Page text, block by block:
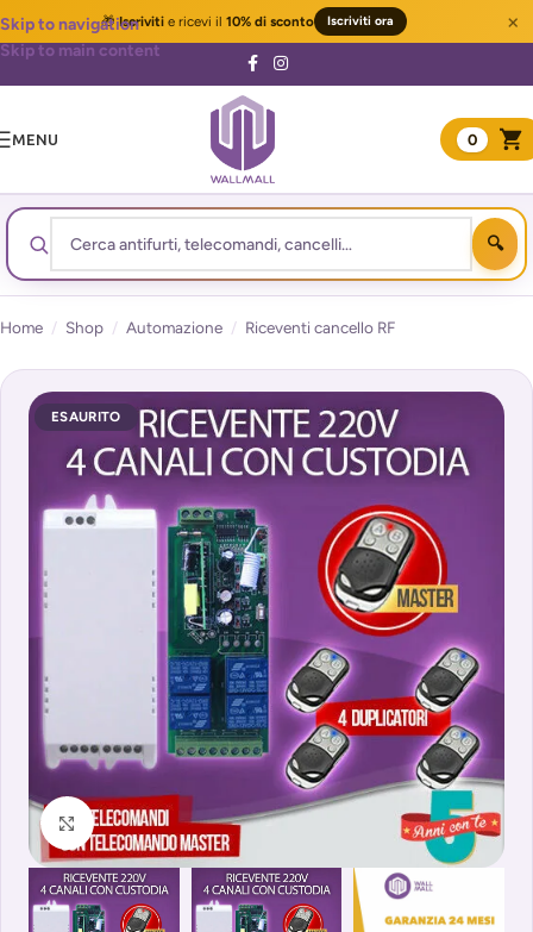
🎁Iscrivitie ricevi il 10% di sconto Iscriviti ora ×
Skip to navigation
Skip to main content
MENU 0
Home / Shop / Automazione / Riceventi cancello RF
ESAURITO
Clicca per ingrandire